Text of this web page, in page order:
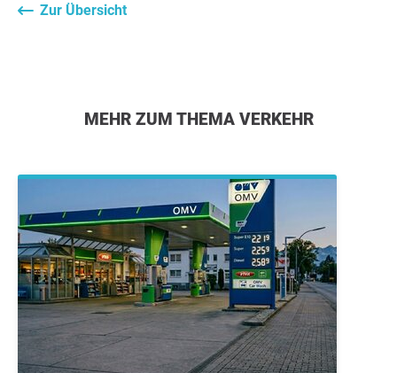
Zur Übersicht
MEHR ZUM THEMA VERKEHR